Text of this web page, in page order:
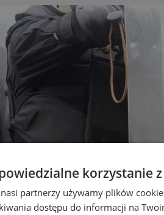
korzystanie
partnerzy używamy plików
dostępu do informacji na